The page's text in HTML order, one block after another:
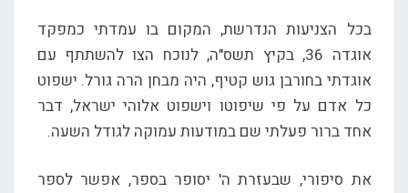
בכל הצניעות הנדרשת, המקום בו עמדתי כמפקד
אוגדה 36, בקיץ תשס"ה, לנוכח הצו להשתתף עם
אוגדתי בחורבן גוש קטיף, היה מבחן הרה גורל. ישפוט
כל אדם על פי שיפוטו וישפוט אלוהי ישראל, דבר
אחד ברור פעלתי שם במודעות עמוקה לגודל השעה.
את סיפורי, שבעזרת ה' יסופר בספר, אפשר לספר